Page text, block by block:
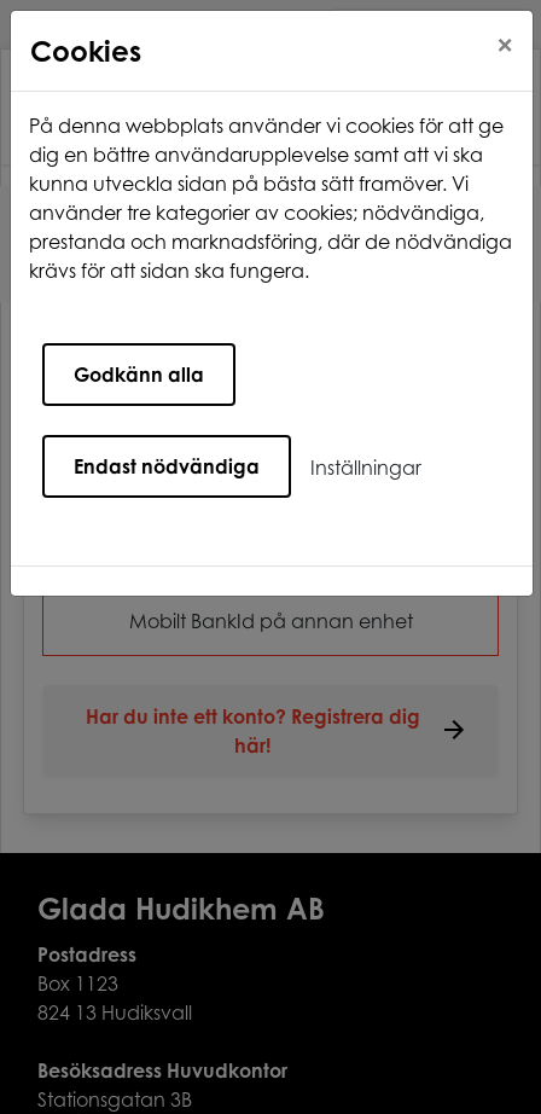
Hem Mina sidor
Mina sidor
Mobilt BankID
Mobilt BankId på annan enhet
Har du inte ett konto? Registrera dig
här!
Glada Hudikhem AB
Postadress
Box 1123
824 13 Hudiksvall
Besöksadress Huvudkontor
Stationsgatan 3B
Cookies ×
På denna webbplats använder vi cookies för att ge
dig en bättre användarupplevelse samt att vi ska
kunna utveckla sidan på bästa sätt framöver. Vi
använder tre kategorier av cookies; nödvändiga,
prestanda och marknadsföring, där de nödvändiga
krävs för att sidan ska fungera.
Godkänn alla
Endast nödvändiga Inställningar